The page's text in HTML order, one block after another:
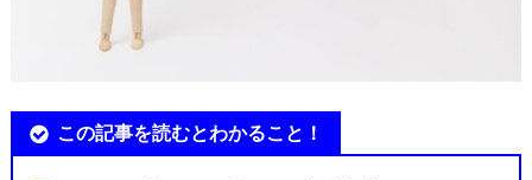
この記事を読むとわかること！